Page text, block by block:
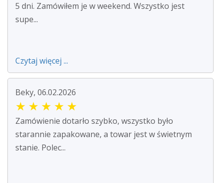
5 dni. Zamówiłem je w weekend. Wszystko jest
supe...
Czytaj więcej ...
Beky, 06.02.2026
★ ★ ★ ★ ★
Zamówienie dotarło szybko, wszystko było
starannie zapakowane, a towar jest w świetnym
stanie. Polec...